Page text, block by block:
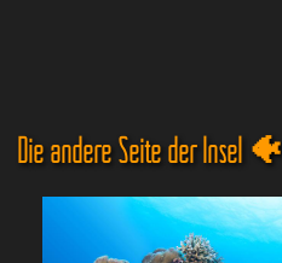
Die andere Seite der Insel 🐠